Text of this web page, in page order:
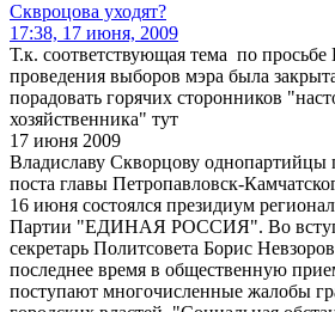
Сквроцова уходят?
17:38, 17 июня, 2009
Т.к. соответствующая тема по просьбе
проведения выборов мэра была
порадовать горячих сторонников
хозяйственника" тут
17 июня 2009
Владиславу Скворцову однопартийцы
поста главы Петропавловск-
16 июня состоялся президиум
Партии "ЕДИНАЯ РОССИЯ". Во
секретарь Политсовета Борис
последнее время в общественную
поступают многочисленные жалобы